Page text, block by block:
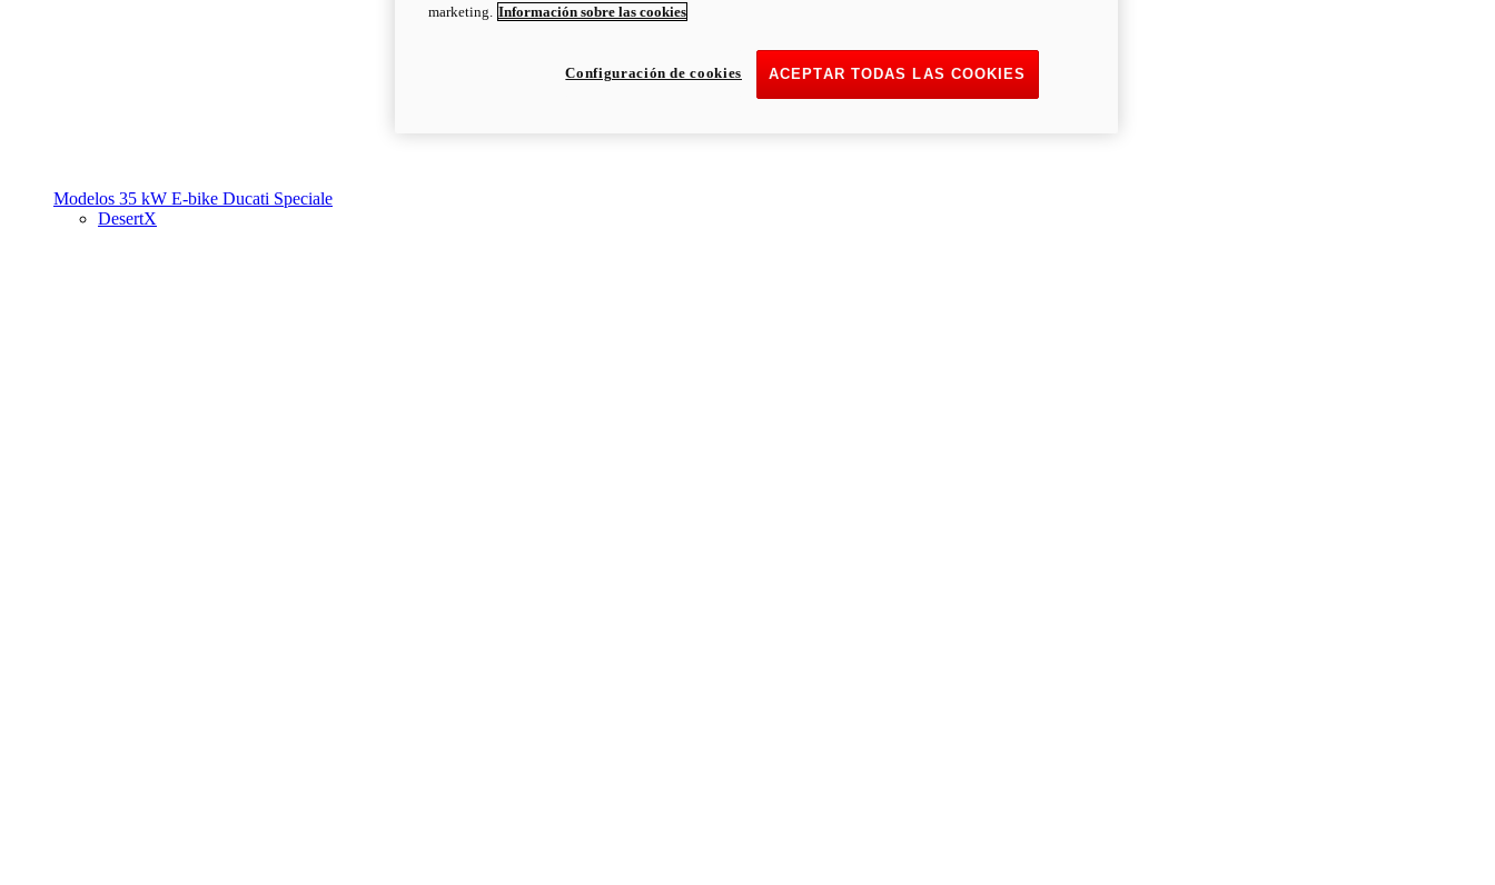
Modelos 35 kW E-bike Ducati Speciale
DesertX
marketing. Información sobre las cookies
ACEPTAR TODAS LAS COOKIES
Configuración de cookies